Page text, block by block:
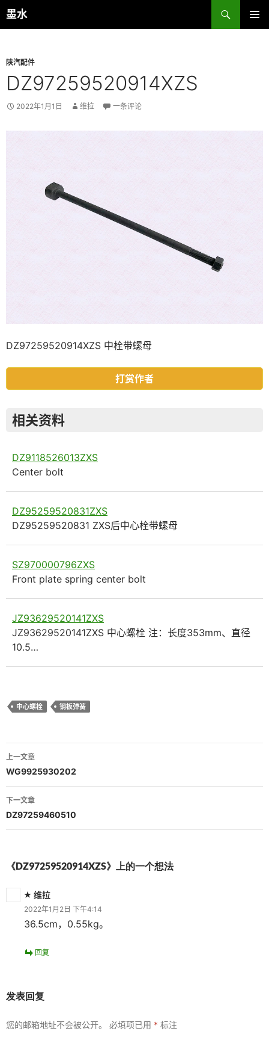
跳
至
墨水
搜
索
陕汽配件
DZ97259520914XZS
2022年1月1日 维拉 一条评论
DZ97259520914XZS 中栓带螺母
打赏作者
相关资料
DZ9118526013ZXS
Center bolt
DZ95259520831ZXS
DZ95259520831 ZXS后中心栓带螺母
SZ970000796ZXS
Front plate spring center bolt
JZ93629520141ZXS
JZ93629520141ZXS 中心螺栓 注：长度353mm、直径
10.5…
中心螺栓 钢板弹簧
文
章
导
航
上一文章
WG9925930202
下一文章
DZ97259460510
《DZ97259520914XZS》上的一个想法
维拉
2022年1月2日 下午4:14
36.5cm，0.55kg。
回复
发表回复
您的邮箱地址不会被公开。 必填项已用 * 标注